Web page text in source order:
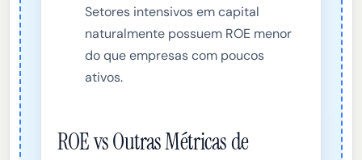
Setores intensivos em capital
naturalmente possuem ROE menor
do que empresas com poucos
ativos.
ROE vs Outras Métricas de